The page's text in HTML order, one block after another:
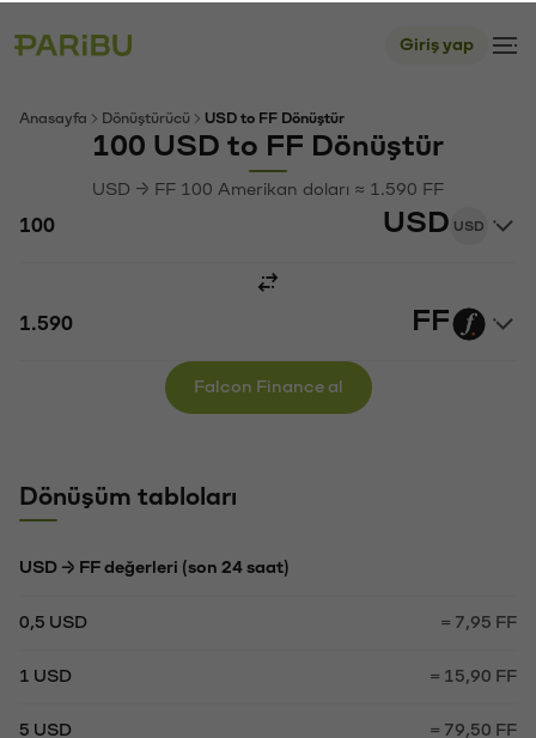
Giriş yap
Anasayfa Dönüştürücü USD to FF Dönüştür
100 USD to FF Dönüştür
USD → FF 100 Amerikan doları ≈ 1.590 FF
USD USD
FF
Falcon Finance al
Dönüşüm tabloları
USD → FF değerleri (son 24 saat)
0,5 USD = 7,95 FF
1 USD = 15,90 FF
5 USD = 79,50 FF